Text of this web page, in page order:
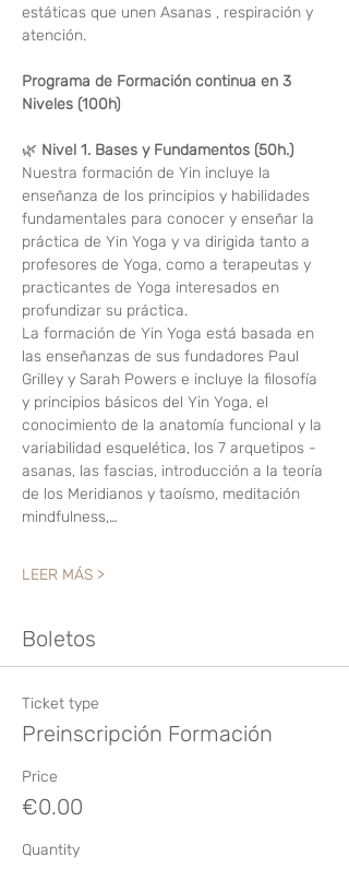
estáticas que unen Asanas , respiración y
atención.
Programa de Formación continua en 3
Niveles (100h)
🌿 Nivel 1. Bases y Fundamentos (50h.)
Nuestra formación de Yin incluye la
enseñanza de los principios y habilidades
fundamentales para conocer y enseñar la
práctica de Yin Yoga y va dirigida tanto a
profesores de Yoga, como a terapeutas y
practicantes de Yoga interesados en
profundizar su práctica.
La formación de Yin Yoga está basada en
las enseñanzas de sus fundadores Paul
Grilley y Sarah Powers e incluye la filosofía
y principios básicos del Yin Yoga, el
conocimiento de la anatomía funcional y la
variabilidad esquelética, los 7 arquetipos -
asanas, las fascias, introducción a la teoría
de los Meridianos y taoísmo, meditación
mindfulness,…
LEER MÁS >
Boletos
Ticket type
Preinscripción Formación
Price
€0.00
Quantity